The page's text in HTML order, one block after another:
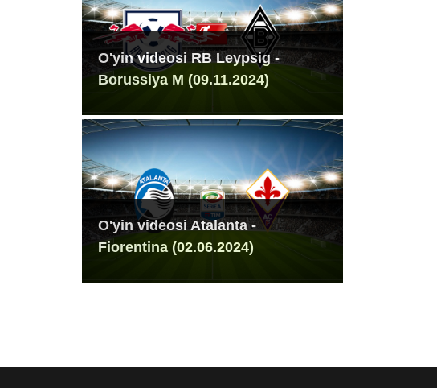
O'yin videosi RB Leypsig -
Borussiya M (09.11.2024)
O'yin videosi Atalanta -
Fiorentina (02.06.2024)